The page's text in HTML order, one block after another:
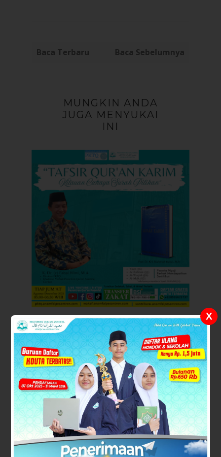
Baca Terbaru Baca Sebelumnya
MUNGKIN ANDA
JUGA MENYUKAI
INI
NGAJI TAFSIR QURAN KARIM :
KILAUAN ...
X